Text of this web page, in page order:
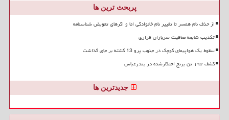
پربحث ترین ها
از حذف نام همسر تا تغییر نام خانوادگی اما و اگرهای تعویض شناسنامه
تکذیب شایعه معافیت سربازان فراری
سقوط یک هواپیمای کوچک در جنوب پرو 13 کشته بر جای گذاشت
کشف ۱۹۲ تن برنج احتکارشده در بندرعباس
جدیدترین ها